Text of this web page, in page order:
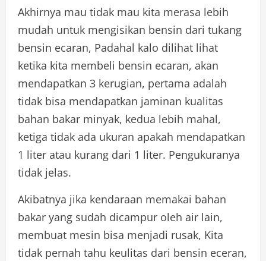
Akhirnya mau tidak mau kita merasa lebih
mudah untuk mengisikan bensin dari tukang
bensin ecaran, Padahal kalo dilihat lihat
ketika kita membeli bensin ecaran, akan
mendapatkan 3 kerugian, pertama adalah
tidak bisa mendapatkan jaminan kualitas
bahan bakar minyak, kedua lebih mahal,
ketiga tidak ada ukuran apakah mendapatkan
1 liter atau kurang dari 1 liter. Pengukuranya
tidak jelas.
Akibatnya jika kendaraan memakai bahan
bakar yang sudah dicampur oleh air lain,
membuat mesin bisa menjadi rusak, Kita
tidak pernah tahu keulitas dari bensin eceran,